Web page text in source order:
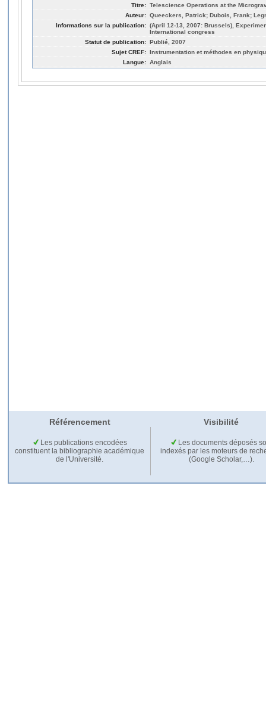
Titre: Telescience Operations at the
Auteur: Queeckers, Patrick; Dubois, Frank;
Informations sur la publication: (April 12-13, 2007: Brussels),
International congress
Statut de publication: Publié, 2007
Sujet CREF: Instrumentation et méthodes en
Langue: Anglais
Référencement Visibilité
Les publications encodées
constituent la bibliographie académique
de l'Université.
Les documents déposés
indexés par les moteurs de
(Google Scholar,…).